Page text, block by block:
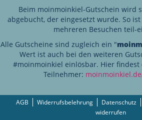
Beim moinmoinkiel-Gutschein wird
abgebucht, der eingesetzt wurde. So
mehreren Besuchen teil-
Alle Gutscheine sind zugleich ein "
Wert ist auch bei den weiteren
#moinmoinkiel einlösbar. Hier
Teilnehmer:
AGB Widerrufsbelehrung Datenschutz
widerrufen